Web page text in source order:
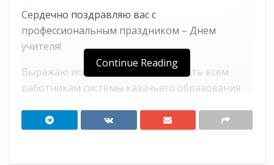
Сердечно поздравляю вас с
профессиональным праздником – Днем
учителя!
Выражаю искреннюю благодарность всем
работникам системы казачьего образования
профессионализм и преданность выбранному
Continue Reading